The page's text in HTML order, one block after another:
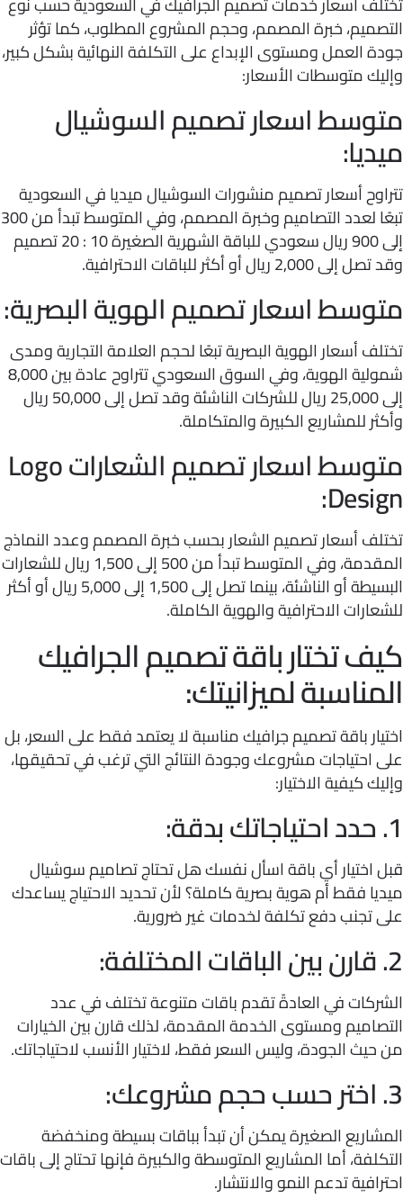
خبرة المصمم، وحجم المشروع المطلوب، كما تؤثر
العمل ومستوى الإبداع على التكلفة النهائية بشكل كبير،
متوسطات الأسعار:
اسعار تصميم السوشيال
أسعار تصميم منشورات السوشيال ميديا في السعودية
تبعًا لعدد التصاميم وخبرة المصمم، وفي المتوسط تبدأ من 300
إلى 900 ريال سعودي للباقة الشهرية الصغيرة 10 : 20 تصميم
ريال أو أكثر للباقات الاحترافية.
اسعار تصميم الهوية البصرية:
أسعار الهوية البصرية تبعًا لحجم العلامة التجارية ومدى
شمولية الهوية، وفي السوق السعودي تتراوح عادة بين 8,000
إلى 25,000 ريال للشركات الناشئة وقد تصل إلى 50,000 ريال
للمشاريع الكبيرة والمتكاملة.
متوسط اسعار تصميم الشعارات Logo
أسعار تصميم الشعار بحسب خبرة المصمم وعدد النماذج
المقدمة، وفي المتوسط تبدأ من 500 إلى 1,500 ريال للشعارات
البسيطة أو الناشئة، بينما تصل إلى 1,500 إلى 5,000 ريال أو أكثر
الاحترافية والهوية الكاملة.
تختار باقة تصميم الجرافيك
لميزانيتك:
باقة تصميم جرافيك مناسبة لا يعتمد فقط على السعر، بل
مشروعك وجودة النتائج التي ترغب في تحقيقها،
كيفية الاختيار:
اختيار أي باقة اسأل نفسك هل تحتاج تصاميم سوشيال
فقط أم هوية بصرية كاملة؟ لأن تحديد الاحتياج يساعدك
تجنب دفع تكلفة لخدمات غير ضرورية.
في العادةً تقدم باقات متنوعة تختلف في عدد
ومستوى الخدمة المقدمة، لذلك قارن بين الخيارات
الجودة، وليس السعر فقط، لاختيار الأنسب لاحتياجاتك.
الصغيرة يمكن أن تبدأ بباقات بسيطة ومنخفضة
أما المشاريع المتوسطة والكبيرة فإنها تحتاج إلى باقات
تدعم النمو والانتشار.